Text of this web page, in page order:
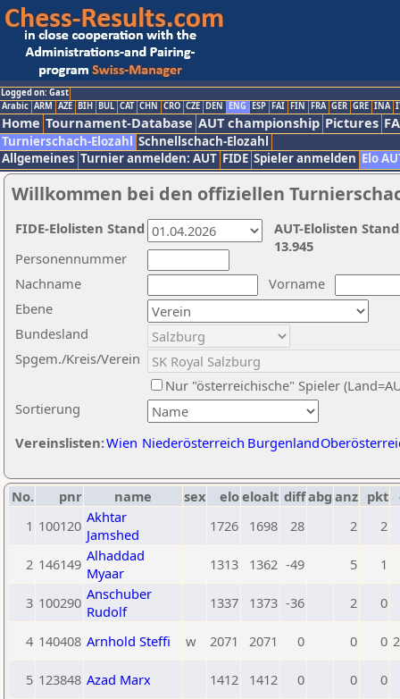
Logged on: Gast
Arabic ARM AZE BIH BUL CAT CHN CRO CZE DEN ENG ESP FAI FIN FRA GER GRE INA
Home Tournament-Database AUT championship Pictures
Turnierschach-Elozahl Schnellschach-Elozahl
Allgemeines Turnier anmelden: AUT FIDE Spieler anmelden Elo
Willkommen bei den offiziellen
Nachname
Vorname
Ebene
Sortierung
Personennummer
Bundesland
Spgem./Kreis/Verein
Nur "österreichische" Spieler
Vereinslisten:Wien Niederösterreich Burgenland
AUT-Elolisten
13.945
FIDE-Elolisten Stand
No. pnr name sex eloeloalt diffabg anz pkt
1 100120 Akhtar
Jamshed
1726 1698 28 2 2
2 146149 Alhaddad
Myaar
1313 1362 -49 5 1
3 100290 Anschuber
Rudolf
1337 1373 -36 2 0
4 140408 Arnhold Steffi w 2071 2071 0 0 0
5 123848 Azad Marx 1412 1412 0 0 0